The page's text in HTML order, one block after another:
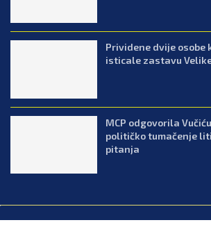
Prividene dvije osobe
isticale zastavu
MCP odgovorila
političko tumačenje
pitanja